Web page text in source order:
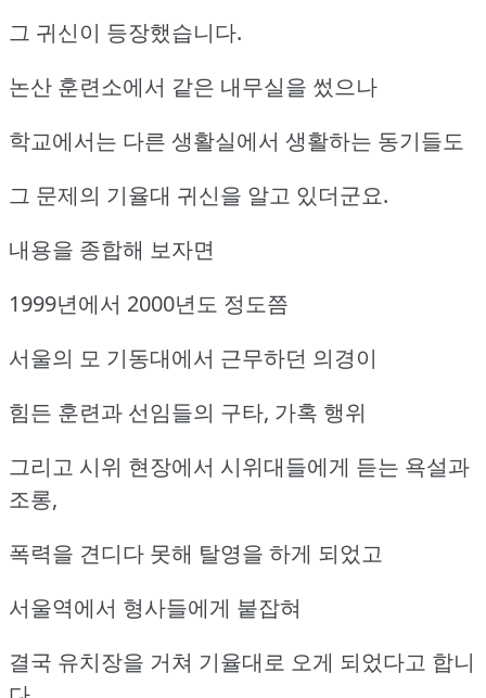
그 귀신이 등장했습니다.
논산 훈련소에서 같은 내무실을 썼으나
학교에서는 다른 생활실에서 생활하는 동기들도
그 문제의 기율대 귀신을 알고 있더군요.
내용을 종합해 보자면
1999년에서 2000년도 정도쯤
서울의 모 기동대에서 근무하던 의경이
힘든 훈련과 선임들의 구타, 가혹 행위
그리고 시위 현장에서 시위대들에게 듣는 욕설과
조롱,
폭력을 견디다 못해 탈영을 하게 되었고
서울역에서 형사들에게 붙잡혀
결국 유치장을 거쳐 기율대로 오게 되었다고 합니